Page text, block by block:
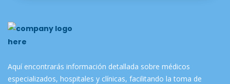
Aquí encontrarás información detallada sobre médicos
especializados, hospitales y clínicas, facilitando la toma de